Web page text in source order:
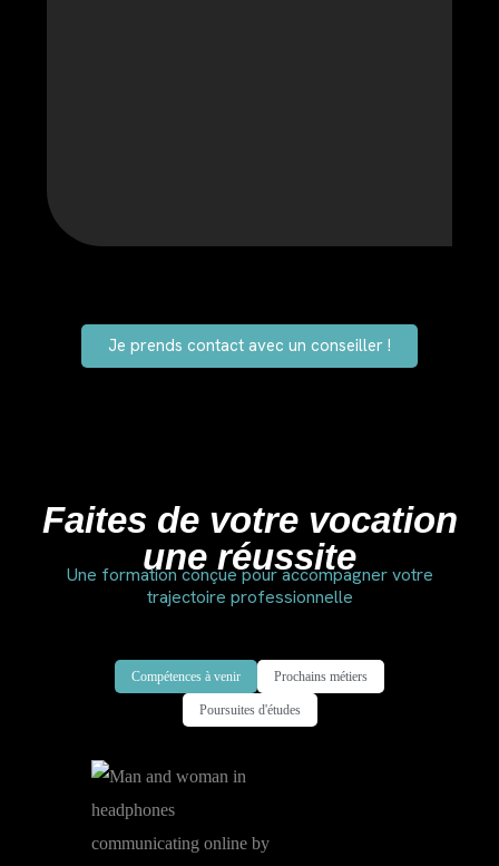
Je prends contact avec un conseiller !
Faites de votre vocation
une réussite
Une formation conçue pour accompagner votre
trajectoire professionnelle
Compétences à venir Prochains métiers
Poursuites d'études